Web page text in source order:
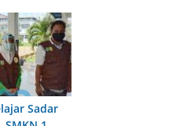
Sadar